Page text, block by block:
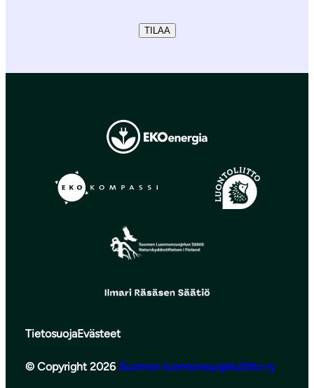
TILAA
TietosuojaEvästeet
© Copyright 2026 Suomen luonnonsuojeluliitto ry